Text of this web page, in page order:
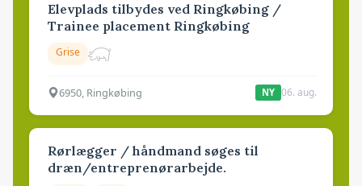
Elevplads tilbydes ved Ringkøbing /
Trainee placement Ringkøbing
Grise
6950, Ringkøbing NY 06. aug.
Rørlægger / håndmand søges til
dræn/entreprenørarbejde.